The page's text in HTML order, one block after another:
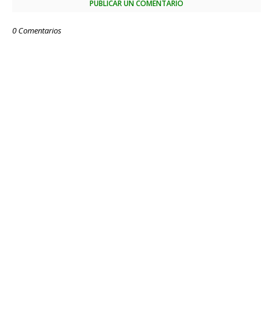
PUBLICAR UN COMENTARIO
0 Comentarios